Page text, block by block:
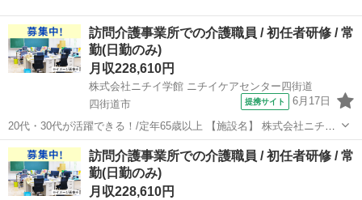
訪問介護事業所での介護職員 / 初任者研修 / 常
勤(日勤のみ)
月収228,610円
株式会社ニチイ学館 ニチイケアセンター四街道
四街道市
提携サイト 6月17日
20代・30代が活躍できる！/定年65歳以上 【施設名】 株式会社ニチイ
学館 ニチイケアセンター四街道 【勤務地】 千葉県 四街道市 【アクセ
ス】 四街道駅から徒歩15分 四街道駅/物井駅/都賀駅 【雇用形態】常
勤(...
千葉 四街道市 介護福祉士
訪問介護事業所での介護職員 / 初任者研修 / 常
勤(日勤のみ)
月収228,610円